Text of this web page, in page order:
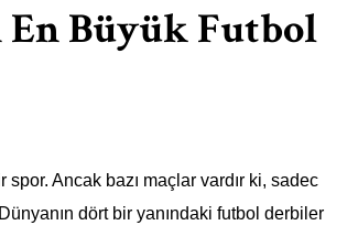
En Büyük Futbol
spor. Ancak bazı maçlar vardır ki, sadec
dört bir yanındaki futbol derbiler